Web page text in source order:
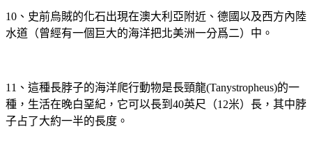
10、史前烏賊的化石出現在澳大利亞附近、德國以及西方內陸
水道（曾經有一個巨大的海洋把北美洲一分爲二）中。
11、這種長脖子的海洋爬行動物是長頸龍(Tanystropheus)的一
種，生活在晚白堊紀，它可以長到40英尺（12米）長，其中脖
子占了大約一半的長度。